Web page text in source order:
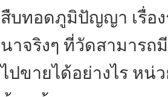
สืบทอดภูมิปัญญา เรื่อ
นาจริงๆ ที่วัดสามารถ
ไปขายได้อย่างไร หน่